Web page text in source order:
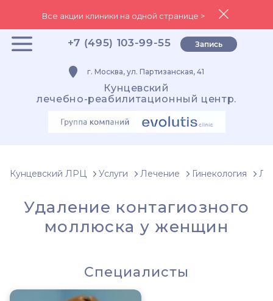
Все акции клиники на одной странице >
+7 (495) 103-99-55 Запись
г. Москва, ул. Партизанская, 41
Кунцевский
лечебно-реабилитационный центр.
Кунцевский ЛРЦ Услуги Лечение Гинекология
Удаление контагиозного
моллюска у женщин
Специалисты